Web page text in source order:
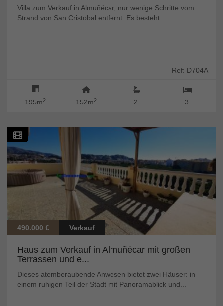
Villa zum Verkauf in Almuñécar, nur wenige Schritte vom
Strand von San Cristobal entfernt. Es besteht...
Ref: D704A
195m2 152m2 3
2
490.000 € Verkauf
Haus zum Verkauf in Almuñécar mit großen
Terrassen und e...
Dieses atemberaubende Anwesen bietet zwei Häuser: in
einem ruhigen Teil der Stadt mit Panoramablick und...